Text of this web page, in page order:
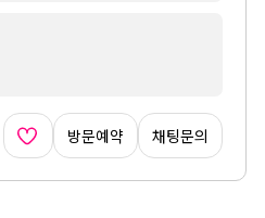
방문예약 채팅문의